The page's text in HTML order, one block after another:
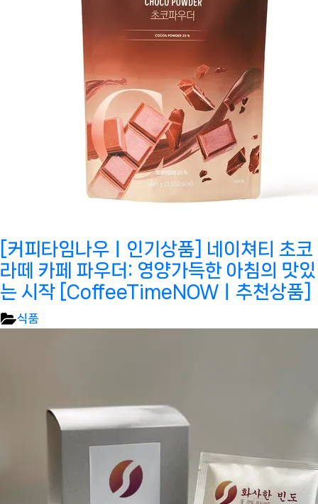
[커피타임나우ㅣ인기상품] 네이쳐티 초코
라떼 카페 파우더: 영양가득한 아침의 맛있
는 시작 [CoffeeTimeNOWㅣ추천상품]
식품